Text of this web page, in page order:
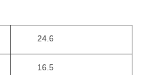
24.6
16.5